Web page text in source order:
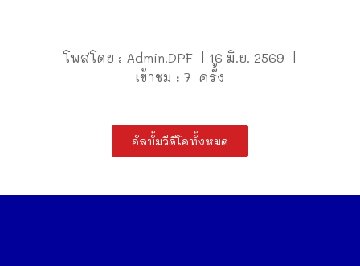
โพสโดย : Admin.DPF | 16 มิ.ย. 2569 |
เข้าชม : 7 ครั้ง
อัลบั้มวีดีโอทั้งหมด